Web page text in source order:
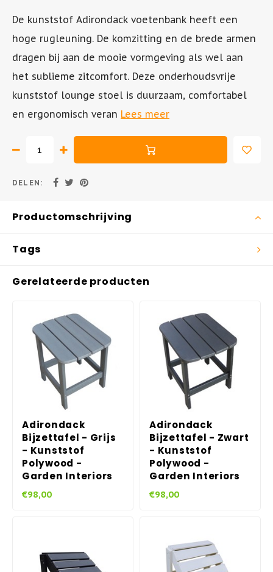
Tuinstoel - BOX
Tuinstoel - SKY
Tuinstoel - MILA
Hangstoelen
Bistrotafels
Vierkante Tuintafels
Tuintafels metaal
De kunststof Adirondack voetenbank heeft een
hoge rugleuning. De komzitting en de brede armen
dragen bij aan de mooie vormgeving als wel aan
het sublieme zitcomfort. Deze onderhoudsvrije
kunststof lounge stoel is duurzaam, comfortabel
en ergonomisch veran Lees meer
DELEN:
Productomschrijving
Tags
Gerelateerde producten
Adirondack
Bijzettafel - Grijs
- Kunststof
Polywood -
Garden Interiors
€98,00
Adirondack
Bijzettafel - Zwart
- Kunststof
Polywood -
Garden Interiors
€98,00